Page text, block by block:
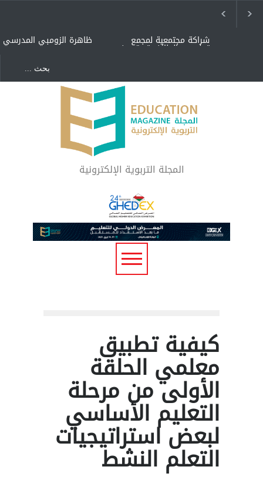
ظاهرة الزومبي المدرسي شراكة مجتمعية لمجمع
تعليمي بالطائف تستهدف
"كنت أنضرب ومافيني إلا
العافية" هل هذا مبرر
لاستمرار أسلوب التربية
المتوارث؟
لماذا تعد برامج توعية الأطفال
بخصوصية الجسد وقاية لا
فضول؟
المجلة التربوية الإلكترونية
كيفية تطبيق
معلمي الحلقة
الأولى من مرحلة
التعليم الأساسي
لبعض استراتيجيات
التعلم النشط